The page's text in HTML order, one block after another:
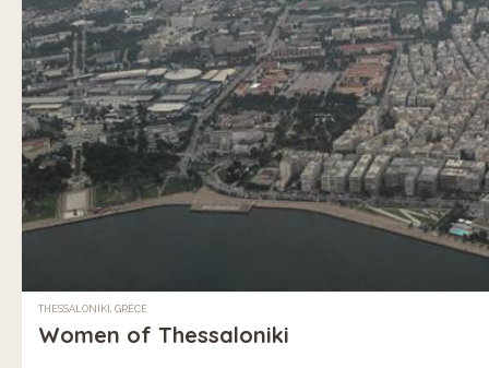
THESSALONIKI, GRÈCE
Women of Thessaloniki